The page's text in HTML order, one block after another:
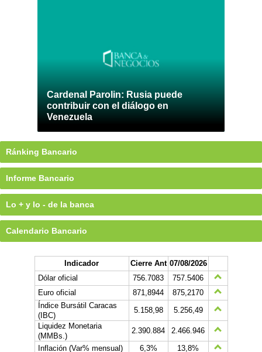
Cardenal Parolin: Rusia puede
contribuir con el diálogo en
Venezuela
Ránking Bancario
Informe Bancario
Lo + y lo - de la banca
Calendario Bancario
Indicador Cierre Ant 07/08/2026
Dólar oficial
756.7083
757.5406
Euro oficial
871,8944
875,2170
Índice Bursátil Caracas
(IBC)
5.158,98
5.256,49
Liquidez Monetaria
(MMBs.)
2.390.884
2.466.946
Inflación (Var% mensual)
6,3%
13,8%